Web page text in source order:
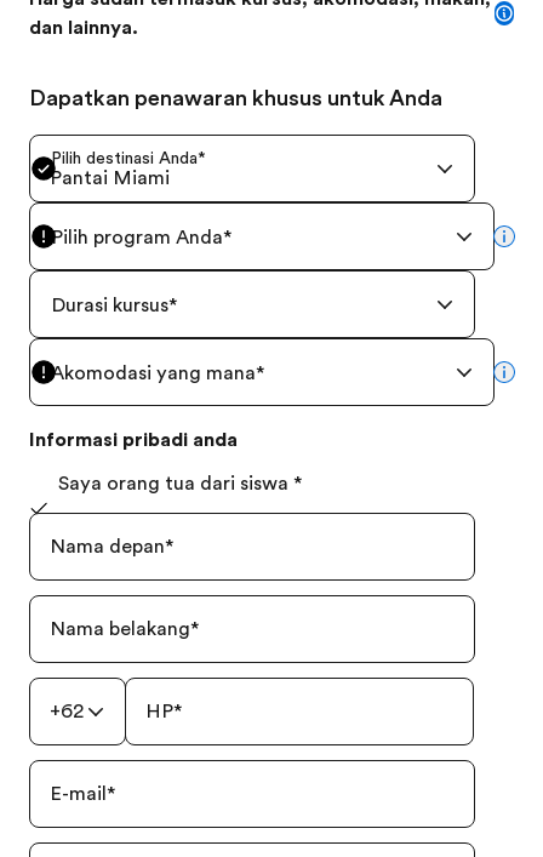
dan lainnya.
Dapatkan penawaran khusus untuk Anda
Pilih destinasi Anda*
Pantai Miami
Pilih program Anda*
Durasi kursus*
Akomodasi yang mana*
Informasi pribadi anda
Saya orang tua dari siswa *
Nama depan*
Nama belakang*
+62 HP*
E-mail *